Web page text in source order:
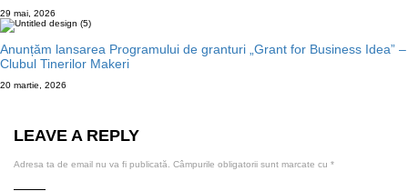
29 mai, 2026
Anunțăm lansarea Programului de granturi „Grant for Business Idea” –
Clubul Tinerilor Makeri
20 martie, 2026
LEAVE A REPLY
Adresa ta de email nu va fi publicată. Câmpurile obligatorii sunt marcate cu *